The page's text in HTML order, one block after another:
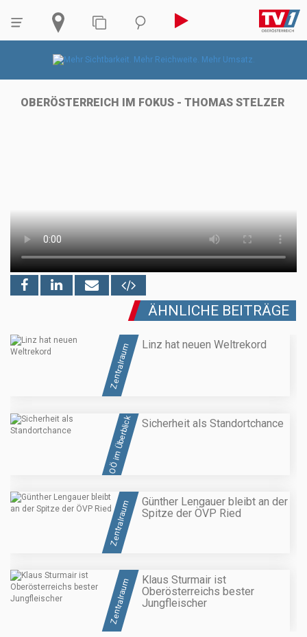
OBERÖSTERREICH IM FOKUS - THOMAS STELZER
ÄHNLICHE BEITRÄGE
Zentralraum Linz hat neuen Weltrekord
OÖ im Überblick Sicherheit als Standortchance
Zentralraum
Günther Lengauer bleibt an der
Spitze der ÖVP Ried
Zentralraum
Klaus Sturmair ist
Oberösterreichs bester
Jungfleischer